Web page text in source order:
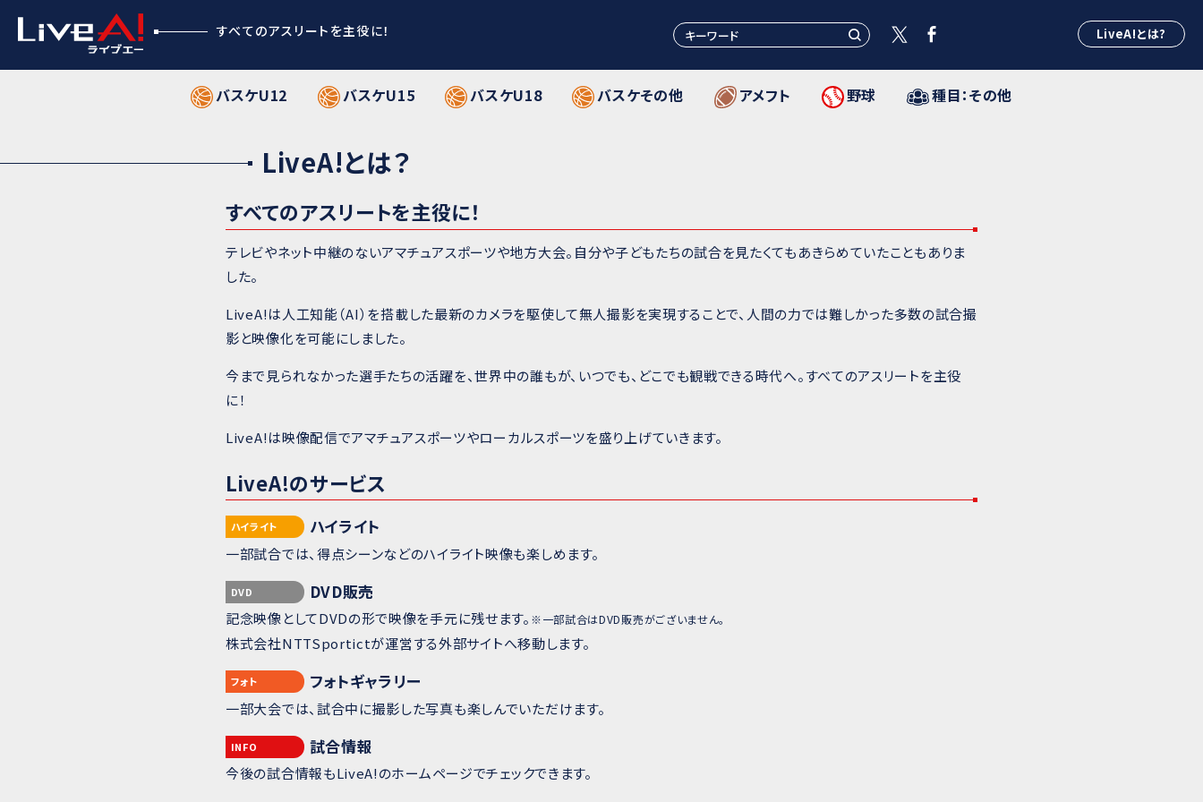
すべてのアスリートを主役に！ LiveA!とは?
バスケU12 バスケU15 バスケU18 バスケその他 アメフト 野球 種目：その他
LiveA!とは？
すべてのアスリートを主役に！
テレビやネット中継のないアマチュアスポーツや地方大会。自分や子どもたちの試合を見たくてもあきらめていたこともありま
した。
LiveA!は人工知能（AI）を搭載した最新のカメラを駆使して無人撮影を実現することで、人間の力では難しかった多数の試合撮
影と映像化を可能にしました。
今まで見られなかった選手たちの活躍を、世界中の誰もが、いつでも、どこでも観戦できる時代へ。すべてのアスリートを主役
に！
LiveA!は映像配信でアマチュアスポーツやローカルスポーツを盛り上げていきます。
LiveA!のサービス
ハイライト ハイライト
一部試合では、得点シーンなどのハイライト映像も楽しめます。
DVD DVD販売
記念映像としてDVDの形で映像を手元に残せます。 ※一部試合はDVD販売がございません。
株式会社NTTSportictが運営する外部サイトへ移動します。
フォト フォトギャラリー
一部大会では、試合中に撮影した写真も楽しんでいただけます。
INFO 試合情報
今後の試合情報もLiveA!のホームページでチェックできます。